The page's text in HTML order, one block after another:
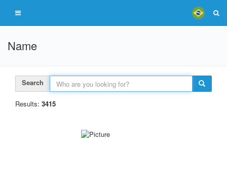
Name
Search
Results: 3415